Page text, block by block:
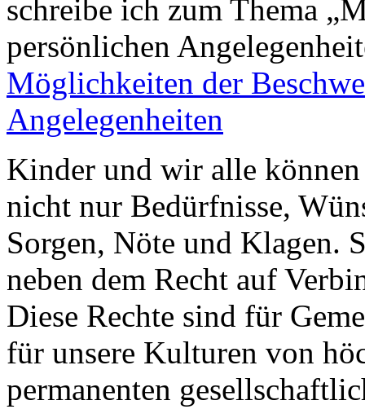
schreibe ich zum Thema
persönlichen
Möglichkeiten der
Angelegenheiten
Kinder und wir alle
nicht nur Bedürfnisse,
Sorgen, Nöte und Klagen.
neben dem Recht auf
Diese Rechte sind für
für unsere Kulturen von
permanenten